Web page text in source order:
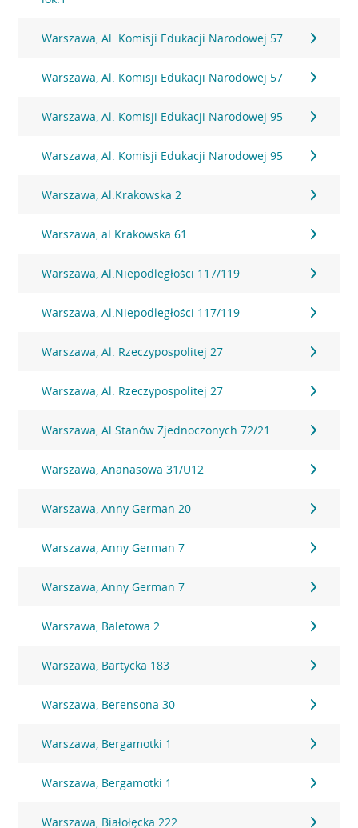
Warszawa, Al. Komisji Edukacji Narodowej 57
Warszawa, Al. Komisji Edukacji Narodowej 57
Warszawa, Al. Komisji Edukacji Narodowej 95
Warszawa, Al. Komisji Edukacji Narodowej 95
Warszawa, Al.Krakowska 2
Warszawa, al.Krakowska 61
Warszawa, Al.Niepodległości 117/119
Warszawa, Al.Niepodległości 117/119
Warszawa, Al. Rzeczypospolitej 27
Warszawa, Al. Rzeczypospolitej 27
Warszawa, Al.Stanów Zjednoczonych 72/21
Warszawa, Ananasowa 31/U12
Warszawa, Anny German 20
Warszawa, Anny German 7
Warszawa, Anny German 7
Warszawa, Baletowa 2
Warszawa, Bartycka 183
Warszawa, Berensona 30
Warszawa, Bergamotki 1
Warszawa, Bergamotki 1
Warszawa, Białołęcka 222